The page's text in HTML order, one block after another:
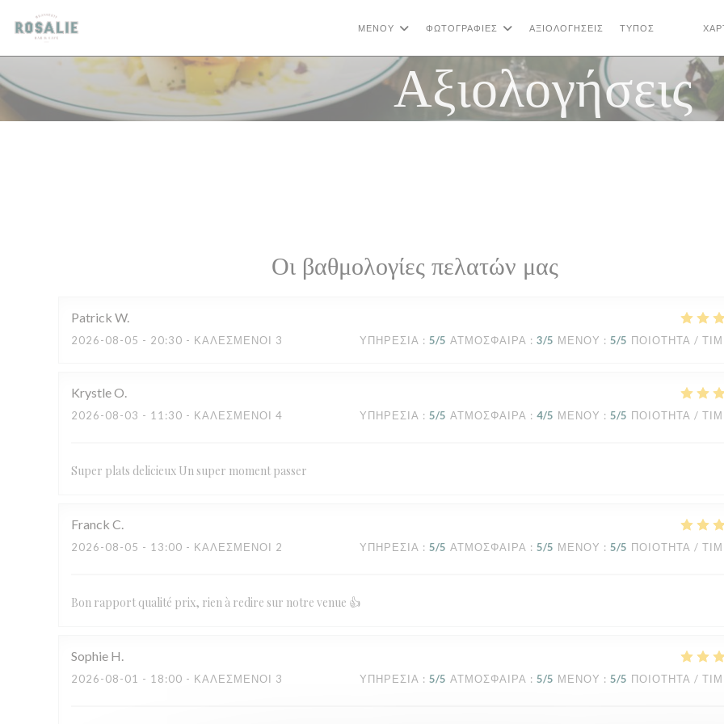
Πίνακας διαχείρισης "Μπισκότων" (Cookies)
ΜΕΝΟΎ ΦΩΤΟΓΡΑΦΊΕΣ ΑΞΙΟΛΟΓΉΣΕΙΣ ΤΎΠΟΣ
Αξιολογήσεις
Οι βαθμολογίες πελατών μας
Patrick W
2026-08-05 - 20:30 - ΚΑΛΕΣΜΈΝΟΙ 3 ΥΠΗΡΕΣΊΑ : 5/5 ΑΤΜΌΣΦΑΙΡΑ : 3/5 ΜΕΝΟΎ : 5/5 ΠΟΙΌΤΗΤΑ /
KrystleO
2026-08-03 - 11:30 - ΚΑΛΕΣΜΈΝΟΙ 4 ΥΠΗΡΕΣΊΑ : 5/5 ΑΤΜΌΣΦΑΙΡΑ : 4/5 ΜΕΝΟΎ : 5/5 ΠΟΙΌΤΗΤΑ /
Super plats delicieux Un super moment passer
Franck C
2026-08-05 - 13:00 - ΚΑΛΕΣΜΈΝΟΙ 2 ΥΠΗΡΕΣΊΑ : 5/5 ΑΤΜΌΣΦΑΙΡΑ : 5/5 ΜΕΝΟΎ : 5/5 ΠΟΙΌΤΗΤΑ /
Bon rapport qualité prix, rien à redire sur notre venue 👍
Sophie H
2026-08-01 - 18:00 - ΚΑΛΕΣΜΈΝΟΙ 3 ΥΠΗΡΕΣΊΑ : 5/5 ΑΤΜΌΣΦΑΙΡΑ : 5/5 ΜΕΝΟΎ : 5/5 ΠΟΙΌΤΗΤΑ /